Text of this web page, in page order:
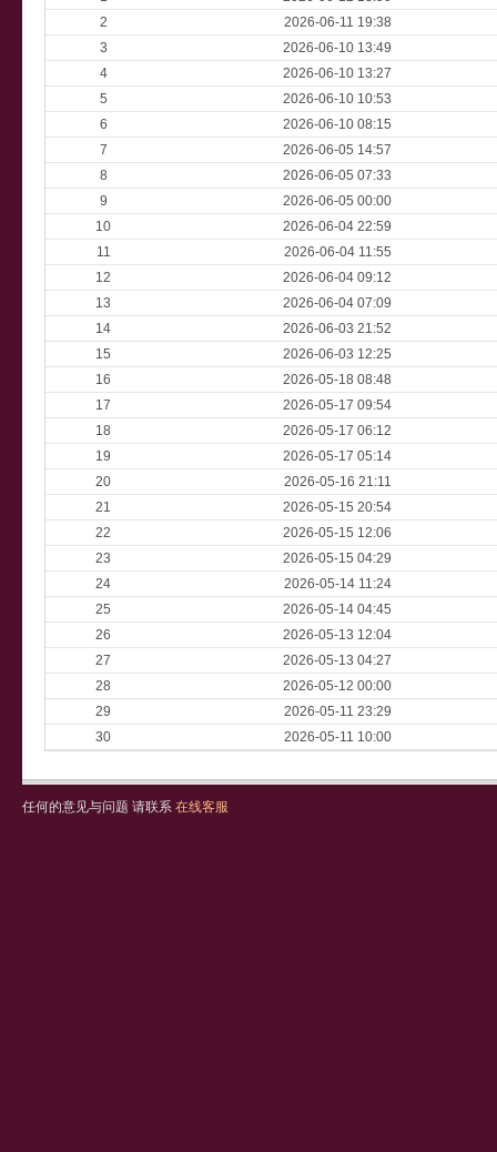
2
2026-06-11 19:38
3
2026-06-10 13:49
4
2026-06-10 13:27
5
2026-06-10 10:53
6
2026-06-10 08:15
7
2026-06-05 14:57
8
2026-06-05 07:33
9
2026-06-05 00:00
10
2026-06-04 22:59
11
2026-06-04 11:55
12
2026-06-04 09:12
13
2026-06-04 07:09
14
2026-06-03 21:52
15
2026-06-03 12:25
16
2026-05-18 08:48
17
2026-05-17 09:54
18
2026-05-17 06:12
19
2026-05-17 05:14
20
2026-05-16 21:11
21
2026-05-15 20:54
22
2026-05-15 12:06
23
2026-05-15 04:29
24
2026-05-14 11:24
25
2026-05-14 04:45
26
2026-05-13 12:04
27
2026-05-13 04:27
28
2026-05-12 00:00
29
2026-05-11 23:29
30
2026-05-11 10:00
任何的意见与问题 请联系 在线客服